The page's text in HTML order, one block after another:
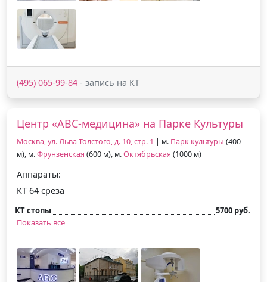
(495) 065-99-84 - запись на КТ
Центр «АВС-медицина» на Парке Культуры
Москва, ул. Льва Толстого, д. 10, стр. 1 | м. Парк культуры (400
м), м.Фрунзенская (600 м), м.Октябрьская (1000 м)
Аппараты:
КТ 64 среза
КТ стопы
5700 руб.
Показать все